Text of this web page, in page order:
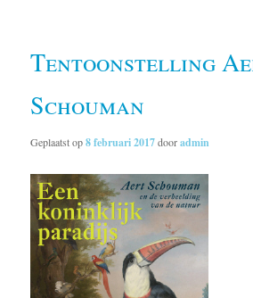
Tentoonstelling
Schouman
Geplaatst op8 februari 2017dooradmin